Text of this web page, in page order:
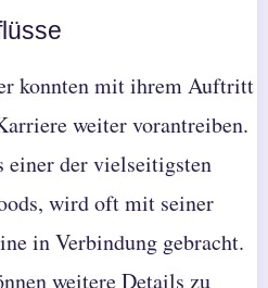
konnten mit ihrem Auftritt
weiter vorantreiben.
einer der vielseitigsten
wird oft mit seiner
in Verbindung gebracht.
weitere Details zu